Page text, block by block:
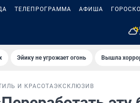
ТЕЛЕПРОГРАММА АФИША
Эйику не угрожает огонь Вышла
И КРАСОТАЭКСКЛЮЗИВ